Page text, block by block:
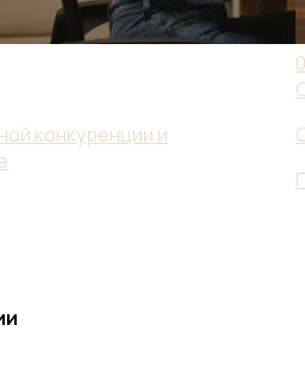
конкуренции и